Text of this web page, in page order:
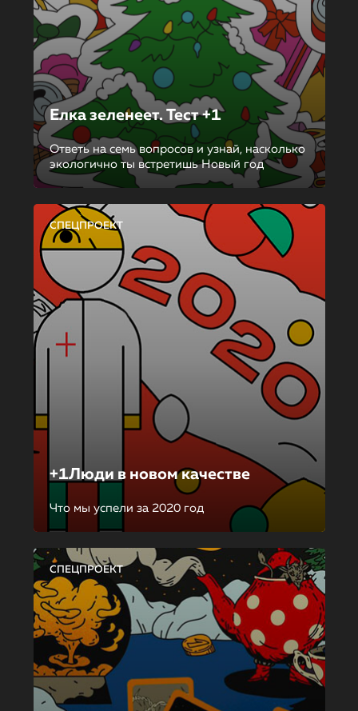
Елка зеленеет. Тест +1
Ответь на семь вопросов и узнай, насколько
экологично ты встретишь Новый год
СПЕЦПРОЕКТ
+1Люди в новом качестве
Что мы успели за 2020 год
СПЕЦПРОЕКТ